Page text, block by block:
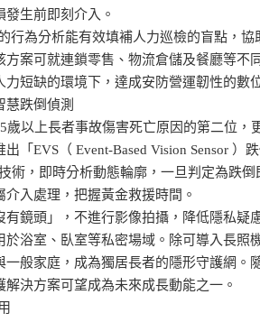
生前即刻介入。
行為分析能有效填補人力巡檢的盲點，協
方案可就連鎖零售、物流倉儲及餐廳等不
短缺的環境下，達成安防營運韌性的數
跌倒偵測
歲以上長者事故傷害死亡原因的第二位，
「EVS（ Event-Based Vision Sensor ）
術，即時分析動態輪廓，一旦判定為跌倒
入處理，把握黃金救援時間。
鏡頭」，不進行影像拍攝，降低隱私疑
於浴室、臥室等私密場域。除可導入長照
一般家庭，成為獨居長者的隱形守護網。
決方案可望成為未來成長動能之一。